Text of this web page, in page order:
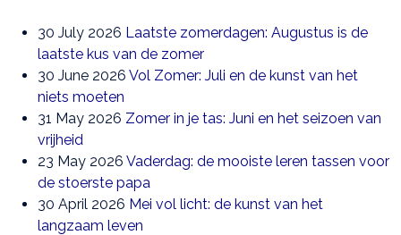
30 July 2026 Laatste zomerdagen: Augustus is de
laatste kus van de zomer
30 June 2026 Vol Zomer: Juli en de kunst van het
niets moeten
31 May 2026 Zomer in je tas: Juni en het seizoen van
vrijheid
23 May 2026 Vaderdag: de mooiste leren tassen voor
de stoerste papa
30 April 2026 Mei vol licht: de kunst van het
langzaam leven